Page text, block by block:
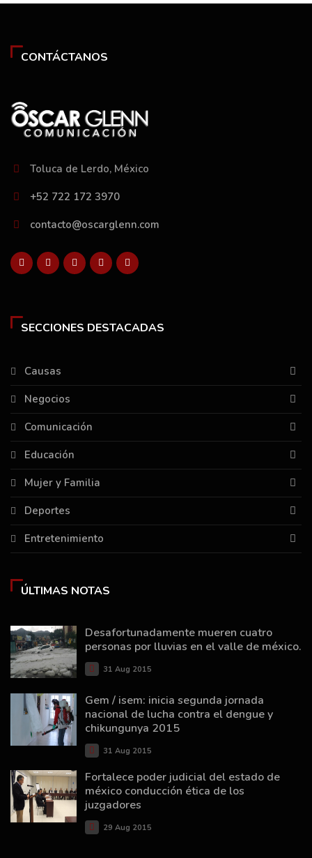
CONTÁCTANOS
Toluca de Lerdo, México
+52 722 172 3970
contacto@oscarglenn.com
SECCIONES DESTACADAS
Causas
Negocios
Comunicación
Educación
Mujer y Familia
Deportes
Entretenimiento
ÚLTIMAS NOTAS
Desafortunadamente mueren cuatro
personas por lluvias en el valle de méxico.
31 Aug 2015
Gem / isem: inicia segunda jornada
nacional de lucha contra el dengue y
chikungunya 2015
31 Aug 2015
Fortalece poder judicial del estado de
méxico conducción ética de los
juzgadores
29 Aug 2015